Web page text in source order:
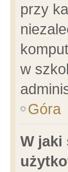
przy
w
Góra
W jaki